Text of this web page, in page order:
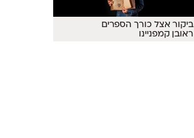
ביקור אצל כורך הספרים
ראובן קמפניינו